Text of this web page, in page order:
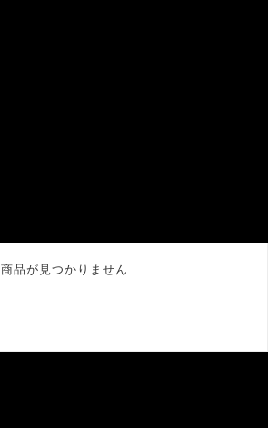
商品が見つかりません